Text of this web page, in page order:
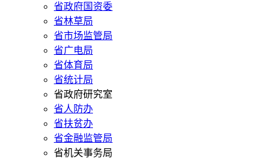
省政府国资委
省林草局
省市场监管局
省广电局
省体育局
省统计局
省政府研究室
省人防办
省扶贫办
省金融监管局
省机关事务局